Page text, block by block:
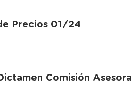
Precios 01/24
Comisión Asesora